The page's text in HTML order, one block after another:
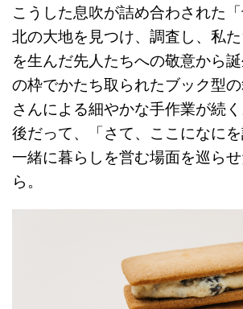
こうした息吹が詰め合わされた「
北の大地を見つけ、調査し、私
を生んだ先人たちへの敬意から
の枠でかたち取られたブック型
さんによる細やかな手作業が続
後だって、「さて、ここになに
一緒に暮らしを営む場面を巡ら
ら。